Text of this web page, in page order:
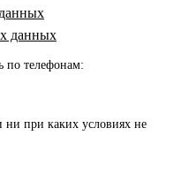
данных
по телефонам:
при каких условиях не